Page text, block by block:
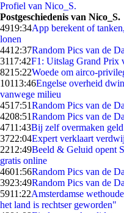
Profiel van Nico_S.
Postgeschiedenis van Nico_S.
4919:34App berekent of
lonen
4412:37Random Pics van de
3117:42F1: Uitslag Grand Prix
8215:22Woede om airco-
10113:46Engelse overheid
vanwege milieu
4517:51Random Pics van de
4208:51Random Pics van de
4711:43Bij zelf overmaken
3722:04Expert verklaart
2212:49Beeld & Geluid opent
gratis online
4601:56Random Pics van de
3923:49Random Pics van de
5911:22Amsterdamse
het land is rechtser geworden"